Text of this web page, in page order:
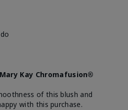
Kay Chromafusion®
of this blush and
with this purchase.